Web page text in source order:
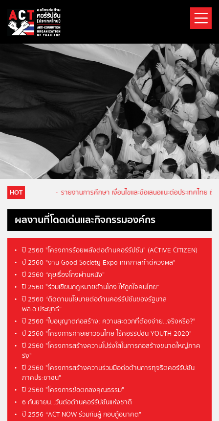
HOT รายงานการศึกษา เงื่อนไขและข้อเสนอแนะต่อประเทศไทย เ
ผลงานที่โดดเด่นและกิจกรรมองค์กร
ปี 2560 "โครงการร้อยพลังต่อต้านคอร์รัปชัน" (ACTIVE CITIZEN)
ปี 2560 "งาน Good Society Expo เทศกาลทำดีหวังผล"
ปี 2560 “คุยเรื่องโกงผ่านหนัง”
ปี 2560 "ร่วมเขียนกฎหมายต้านโกง ให้ถูกใจคนไทย”
ปี 2560 “ติดตามนโยบายต่อต้านคอร์รัปชันของรัฐบาล
พล.อ.ประยุทธ์”
ปี 2560 “ใบอนุญาตก่อสร้าง: ความสะดวกที่ต้องจ่าย...จริงหรือ?"
ปี 2560 "โครงการค่ายเยาวชนไทย ไร้คอร์รัปชัน YOUTH 2020"
ปี 2560 "โครงการสร้างความโปร่งใสในการก่อสร้างขนาดใหญ่ภาค
รัฐ"
ปี 2560 "โครงการสร้างความร่วมมือต่อต้านการทุจริตคอร์รัปชัน
ภาคประชาชน"
ปี 2560 "โครงการข้อตกลงคุณธรรม"
6 กันยายน...วันต่อต้านคอร์รัปชันแห่งชาติ
ปี 2556 “ACT NOW ร่วมกันสู้ กอบกู้อนาคต”